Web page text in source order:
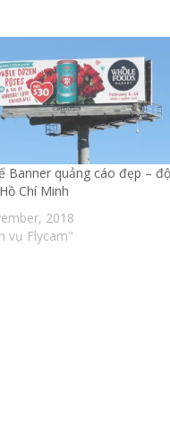
Banner quảng cáo đẹp –
Chí Minh
2018
vụ Flycam"